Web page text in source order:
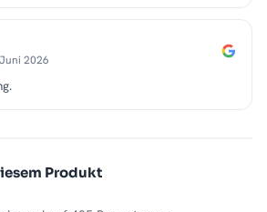
Juni 2026
Produkt